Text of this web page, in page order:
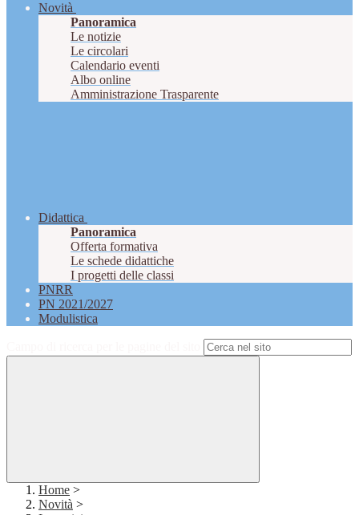
Novità
Panoramica
Le notizie
Le circolari
Calendario eventi
Albo online
Amministrazione Trasparente
Didattica
Panoramica
Offerta formativa
Le schede didattiche
I progetti delle classi
PNRR
PN 2021/2027
Modulistica
Home >
Novità >